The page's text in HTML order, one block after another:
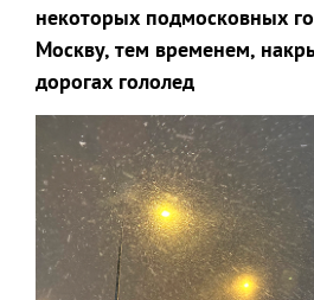
некоторых подмосковных
Москву, тем временем,
дорогах гололед